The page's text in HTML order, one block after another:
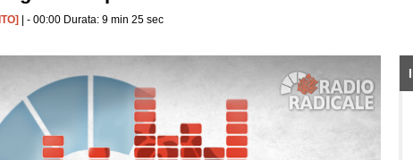
| - 00:00 Durata: 9 min 25 sec